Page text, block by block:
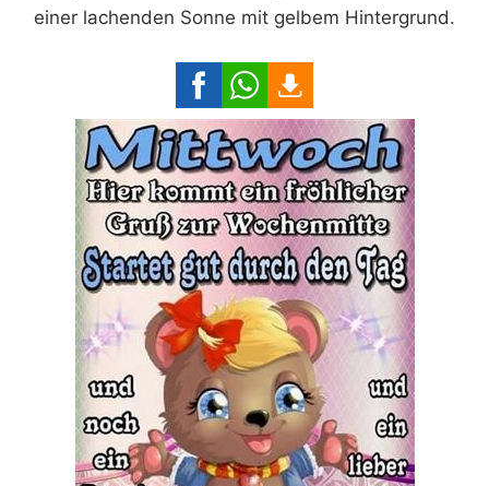
einer lachenden Sonne mit gelbem Hintergrund.